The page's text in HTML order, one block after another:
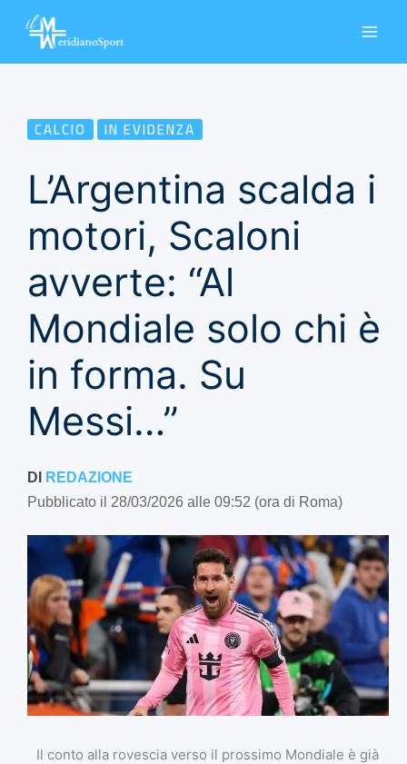
CALCIO IN EVIDENZA
L’Argentina scalda i
motori, Scaloni
avverte: “Al
Mondiale solo chi è
in forma. Su
Messi…”
DI REDAZIONE
Pubblicato il 28/03/2026 alle 09:52 (ora di Roma)
Il conto alla rovescia verso il prossimo Mondiale è già